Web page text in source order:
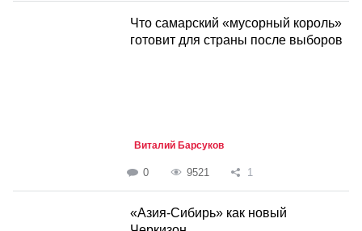
Что самарский «мусорный король»
готовит для страны после выборов
Виталий Барсуков
0 9521 1
«Азия-Сибирь» как новый